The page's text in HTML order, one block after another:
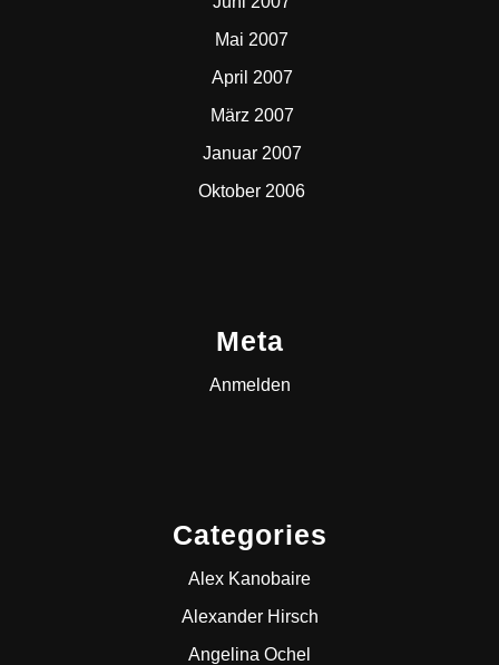
Mai 2007
April 2007
März 2007
Januar 2007
Oktober 2006
Meta
Anmelden
Categories
Alex Kanobaire
Alexander Hirsch
Angelina Ochel